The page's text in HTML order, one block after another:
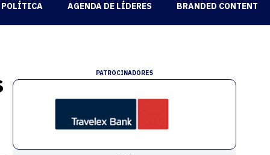
POLÍTICA AGENDA DE LÍDERES BRANDED CONTENT
PATROCINADORES